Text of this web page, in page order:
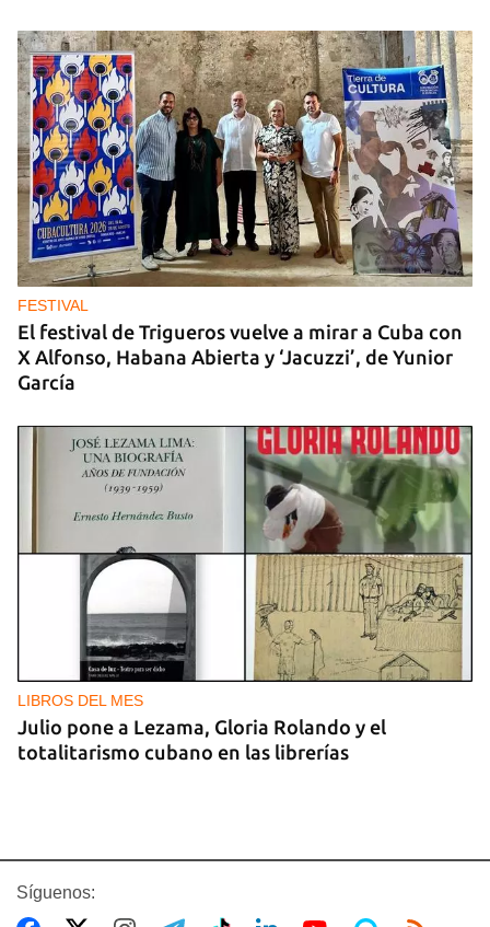
FESTIVAL
El festival de Trigueros vuelve a mirar a Cuba con
X Alfonso, Habana Abierta y ‘Jacuzzi’, de Yunior
García
LIBROS DEL MES
Julio pone a Lezama, Gloria Rolando y el
totalitarismo cubano en las librerías
Síguenos: